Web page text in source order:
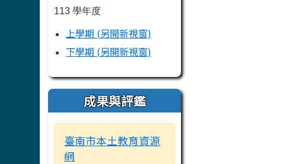
113 學年度
上學期 (另開新視窗)
下學期 (另開新視窗)
成果與評鑑
臺南市本土教育資源
網